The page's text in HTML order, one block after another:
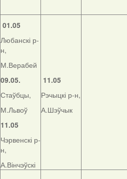
01.05
Любанскі р-
н,
М.Верабей
09.05.
Стаўбцы,
М.Львоў
11.05
Чэрвенскі р-
н,
А.Вінчэўскі
11.05
Рэчыцкі р-н,
А.Шэўчык